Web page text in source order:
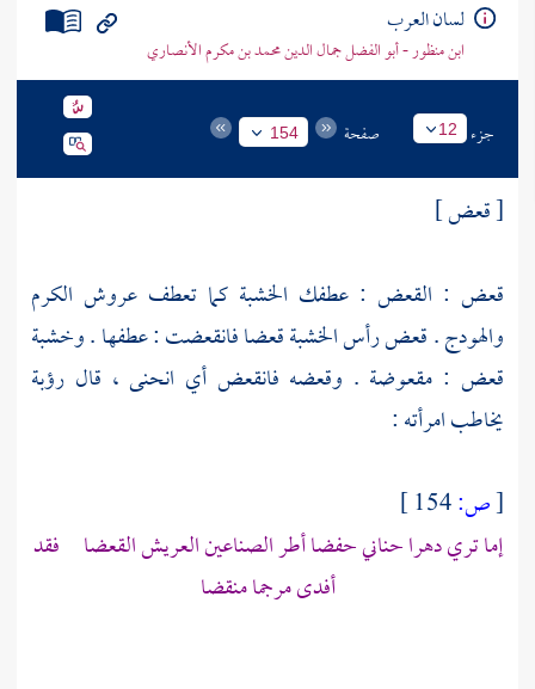
لسان العرب
ابن منظور - أبو الفضل جمال الدين محمد بن مكرم الأنصاري
جزء 12 صفحة 154
[ قعض ]
قعض : القعض : عطفك الخشبة كما تعطف عروش الكرم
والهودج . قعض رأس الخشبة قعضا فانقعضت : عطفها . وخشبة
قعض : مقعوضة . وقعضه فانقعض أي انحنى ، قال رؤبة
يخاطب امرأته :
[ص:
إما تري دهرا حناني حفضا أطر الصناعين العريش القعضا فقد
أفدى مرجما منقضا